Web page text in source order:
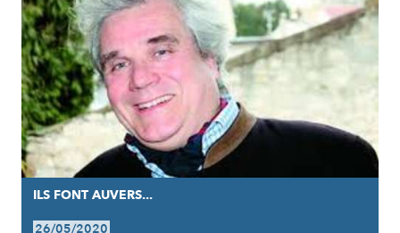
ILS FONT AUVERS...
26/05/2020